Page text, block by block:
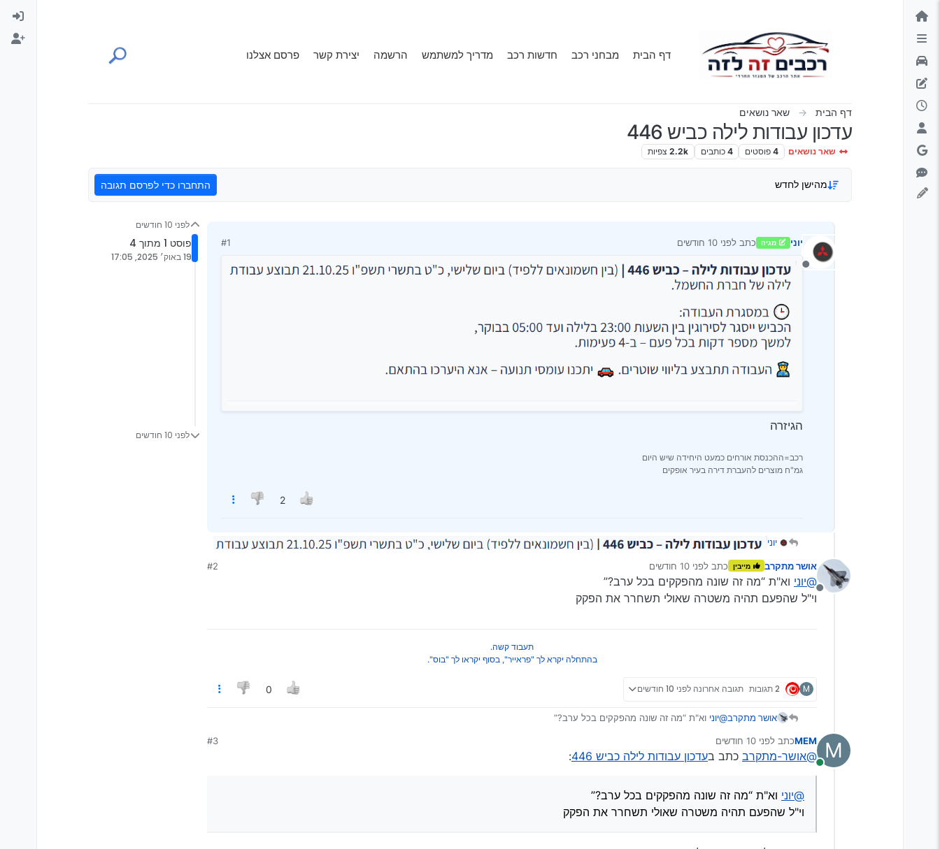
דילוג לתוכן
דף הבית מבחני רכב חדשות רכב מדריך למשתמש הרשמה יצירת קשר פרסם אצלנו
דף הבית שאר נושאים
עדכון עבודות לילה כביש 446
שאר נושאים 4 פוסטים 4 כותבים 2.2k צפיות
מהישן לחדש התחברו כדי לפרסם תגובה
מנותק
יוני מגיה כתב לפני 10 חודשים
נערך לאחרונה על ידי
#1
הגיזרה
רכב=ההכנסת אורחים כמעט היחידה שיש היום
גמ"ח מוצרים להעברת דירה בעיר אופקים
2
יוני
מנותק
אושר מתקרב מייבין כתב לפני 10 חודשים
נערך לאחרונה על ידי
#2
@יוני וא"ת “מה זה שונה מהפקקים בכל ערב?”
וי"ל שהפעם תהיה משטרה שאולי תשחרר את הפקק
תעבוד קשה.
בהתחלה יקרא לך "פראייר", בסוף יקראו לך "בוס".
M 2 תגובות תגובה אחרונה לפני 10 חודשים 0
אושר מתקרב@יוני וא"ת “מה זה שונה מהפקקים בכל ערב?”
M
מחובר
MEMכתב לפני 10 חודשים
נערך לאחרונה על ידי
#3
@אושר-מתקרב כתב בעדכון עבודות לילה כביש 446 :
@יוני וא"ת “מה זה שונה מהפקקים בכל ערב?”
וי"ל שהפעם תהיה משטרה שאולי תשחרר את הפקק
לפני 10 חודשים
פוסט 1 מתוך 4
19 באוק׳ 2025, 17:05
לפני 10 חודשים